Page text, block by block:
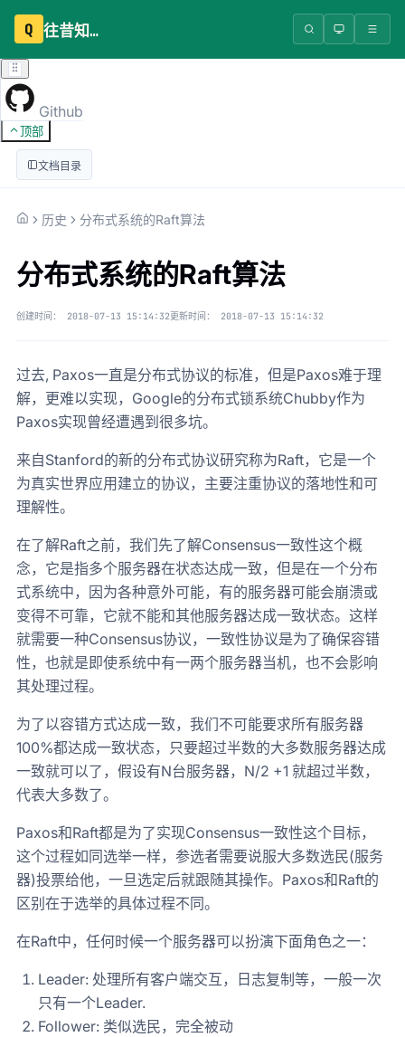
Q 往昔知识库
Github
顶部
文档目录
历史 分布式系统的Raft算法
分布式系统的Raft算法
创建时间： 2018-07-13 15:14:32更新时间： 2018-07-13 15:14:32
过去, Paxos一直是分布式协议的标准，但是Paxos难于理
解，更难以实现，Google的分布式锁系统Chubby作为
Paxos实现曾经遭遇到很多坑。
来自Stanford的新的分布式协议研究称为Raft，它是一个
为真实世界应用建立的协议，主要注重协议的落地性和可
理解性。
在了解Raft之前，我们先了解Consensus一致性这个概
念，它是指多个服务器在状态达成一致，但是在一个分布
式系统中，因为各种意外可能，有的服务器可能会崩溃或
变得不可靠，它就不能和其他服务器达成一致状态。这样
就需要一种Consensus协议，一致性协议是为了确保容错
性，也就是即使系统中有一两个服务器当机，也不会影响
其处理过程。
为了以容错方式达成一致，我们不可能要求所有服务器
100%都达成一致状态，只要超过半数的大多数服务器达成
一致就可以了，假设有N台服务器，N/2 +1 就超过半数，
代表大多数了。
Paxos和Raft都是为了实现Consensus一致性这个目标，
这个过程如同选举一样，参选者需要说服大多数选民(服务
器)投票给他，一旦选定后就跟随其操作。Paxos和Raft的
区别在于选举的具体过程不同。
在Raft中，任何时候一个服务器可以扮演下面角色之一：
Leader: 处理所有客户端交互，日志复制等，一般一次
只有一个Leader.
Follower: 类似选民，完全被动